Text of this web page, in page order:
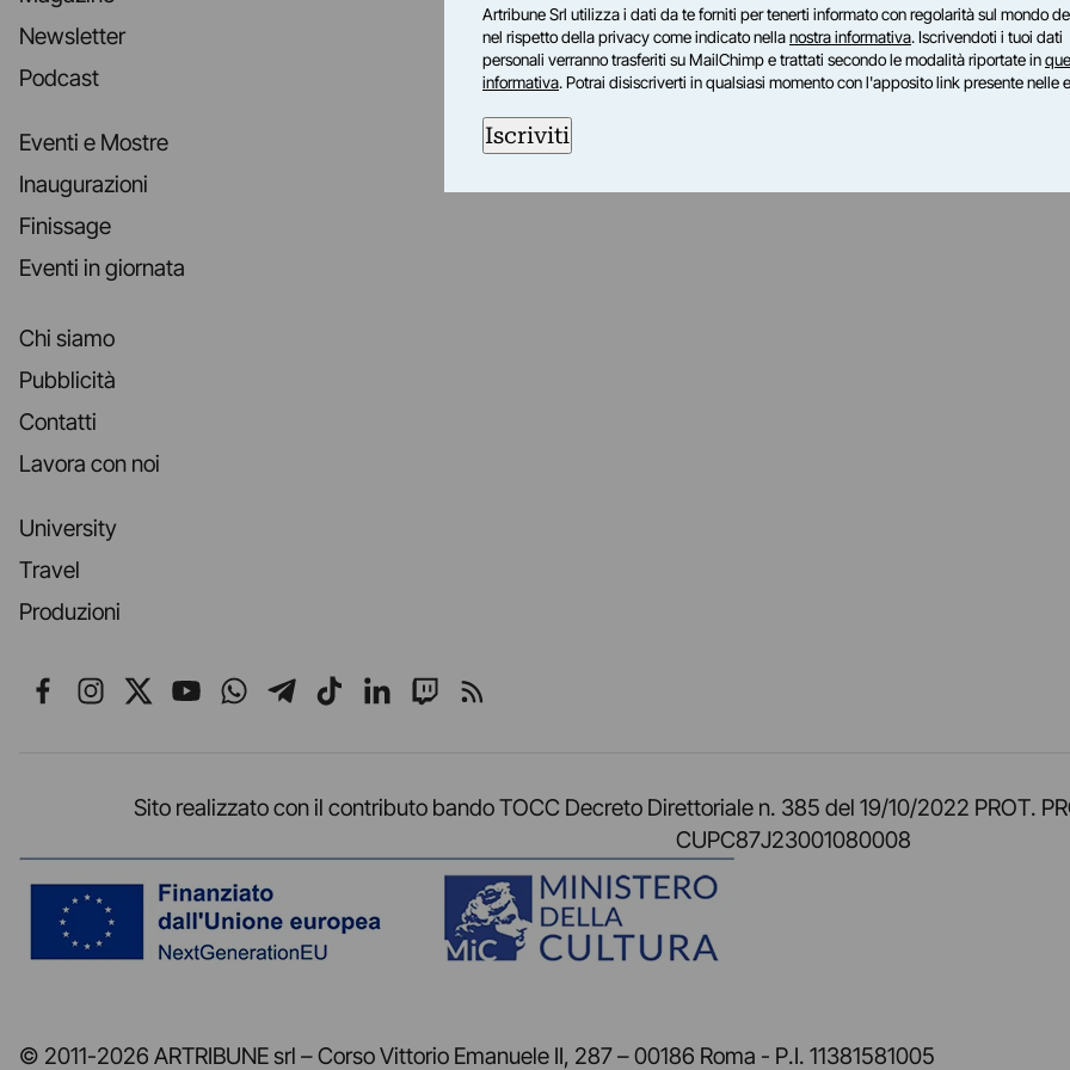
Newsletter
Podcast
Eventi e Mostre
Inaugurazioni
Finissage
Eventi in giornata
Chi siamo
Pubblicità
Contatti
Lavora con noi
University
Travel
Produzioni
Seguici su Facebook
Seguici su Instagram
Seguici su X
Seguici su YouTube
Seguici su WhatsApp
Seguici su Telegram
Seguici su TikTok
Seguici su LinkedIn
Seguici su Twitch
Seguici su Rss
Sito realizzato con il contributo bando TOCC Decreto Direttoriale n. 385 del 19/10/2022 PROT.
CUPC87J23001080008
© 2011-2026 ARTRIBUNE srl – Corso Vittorio Emanuele II, 287 – 00186 Roma - P.I. 11381581005
Artribune Srl utilizza i dati da te forniti per tenerti informato con regolarità sul mondo
nel rispetto della privacy come indicato nellanostra informativa. Iscrivendoti i tuoi dati
personali verranno trasferiti su MailChimp e trattati secondo le modalità riportate in
informativa. Potrai disiscriverti in qualsiasi momento con l'apposito link presente nelle
Iscriviti